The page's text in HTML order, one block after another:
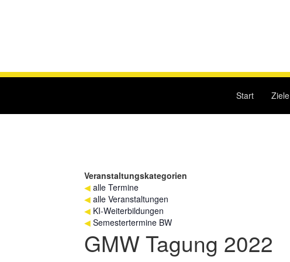
Start Ziele
Veranstaltungskategorien
◀ alle Termine
◀ alle Veranstaltungen
◀ KI-Weiterbildungen
◀ Semestertermine BW
GMW Tagung 2022